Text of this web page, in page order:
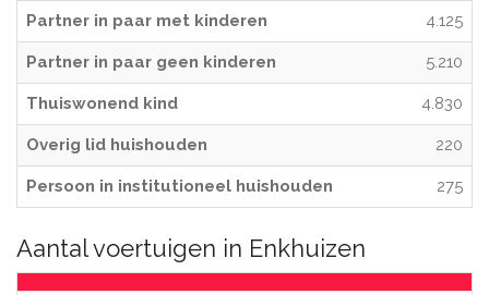
Partner in paar met kinderen 4.125
Partner in paar geen kinderen 5.210
Thuiswonend kind 4.830
Overig lid huishouden 220
Persoon in institutioneel huishouden 275
Aantal voertuigen in Enkhuizen